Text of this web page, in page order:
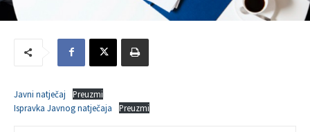
Javni natječaj
Preuzmi
Ispravka Javnog natječaja
Preuzmi